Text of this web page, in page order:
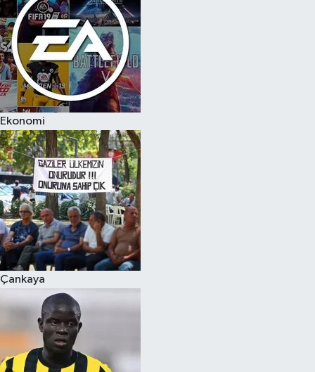
Ekonomi
Çankaya